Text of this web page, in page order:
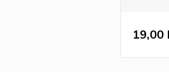
19,00